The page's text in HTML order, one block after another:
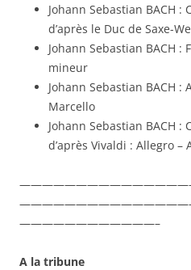
Johann Sebastian BACH
d’après le Duc de Saxe-
Johann Sebastian BACH
mineur
Johann Sebastian BACH :
Marcello
Johann Sebastian BACH
d’après Vivaldi : Allegro –
————————————–
A la tribune